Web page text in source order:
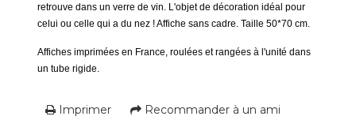
retrouve dans un verre de vin. L'objet de décoration idéal pour
celui ou celle qui a du nez ! Affiche sans cadre. Taille 50*70 cm.
Affiches imprimées en France, roulées et rangées à l'unité dans
un tube rigide.
Imprimer Recommander à un ami